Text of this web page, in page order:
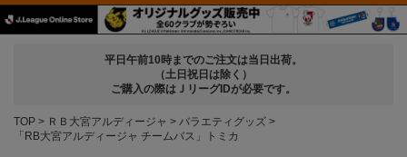
平日午前10時までのご注文は当日出荷。
（土日祝日は除く）
ご購入の際はＪリーグIDが必要です。
TOP ＲＢ大宮アルディージャ
バラエティグッズ
「RB大宮アルディージャ チームバス」トミカ